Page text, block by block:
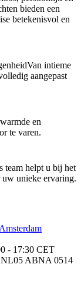
bieden een
betekenisvol en
Van intieme
aangepast
en
te varen.
team helpt u bij het
unieke ervaring.
- 17:30 CET
ABNA 0514